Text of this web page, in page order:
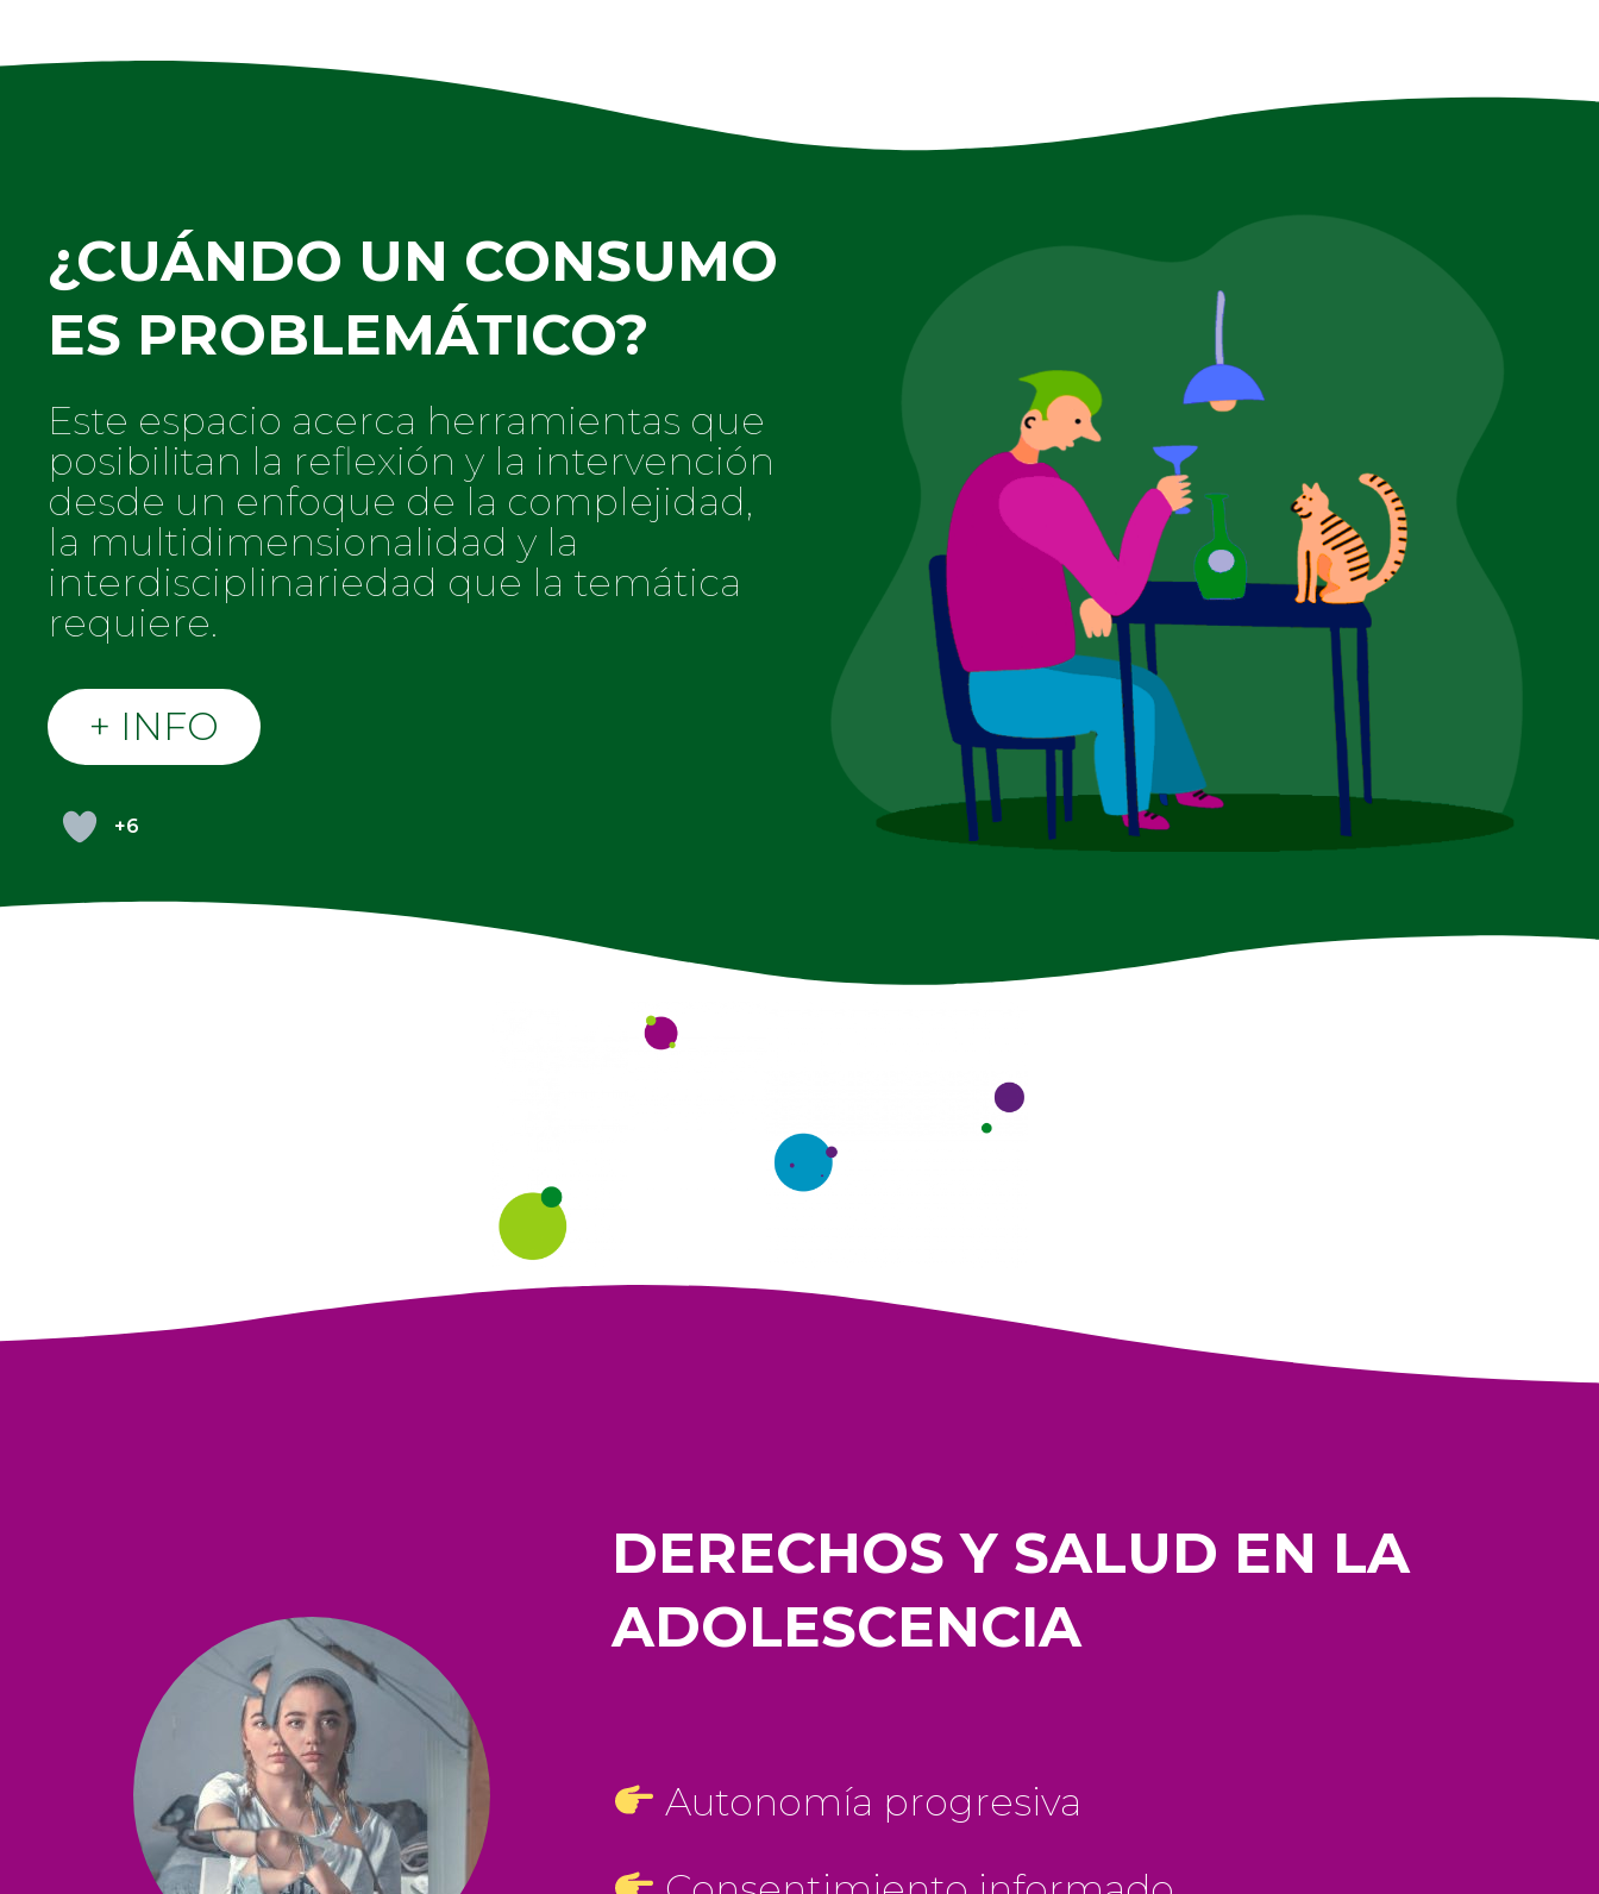
¿CUÁNDO UN CONSUMO
ES PROBLEMÁTICO?
Este espacio acerca herramientas que
posibilitan la reflexión y la intervención
desde un enfoque de la complejidad,
la multidimensionalidad y la
interdisciplinariedad que la temática
requiere.
+ INFO
+6
DERECHOS Y SALUD EN LA
ADOLESCENCIA
Autonomía progresiva